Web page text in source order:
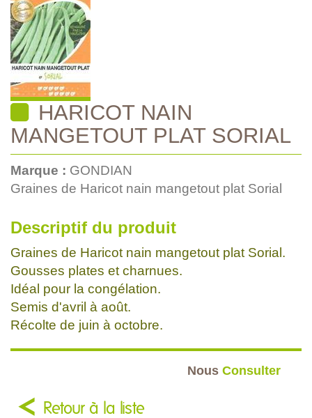
HARICOT NAIN
MANGETOUT PLAT SORIAL
Marque : GONDIAN
Graines de Haricot nain mangetout plat Sorial
Descriptif du produit
Graines de Haricot nain mangetout plat Sorial.
Gousses plates et charnues.
Idéal pour la congélation.
Semis d'avril à août.
Récolte de juin à octobre.
Nous Consulter
Retour à la liste